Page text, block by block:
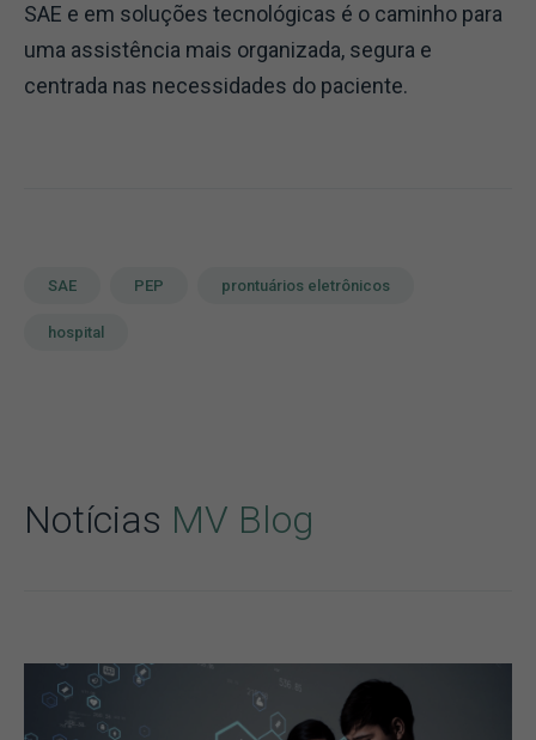
SAE e em soluções tecnológicas é o caminho para
uma assistência mais organizada, segura e
centrada nas necessidades do paciente.
SAE PEP prontuários eletrônicos
hospital
Notícias MV Blog